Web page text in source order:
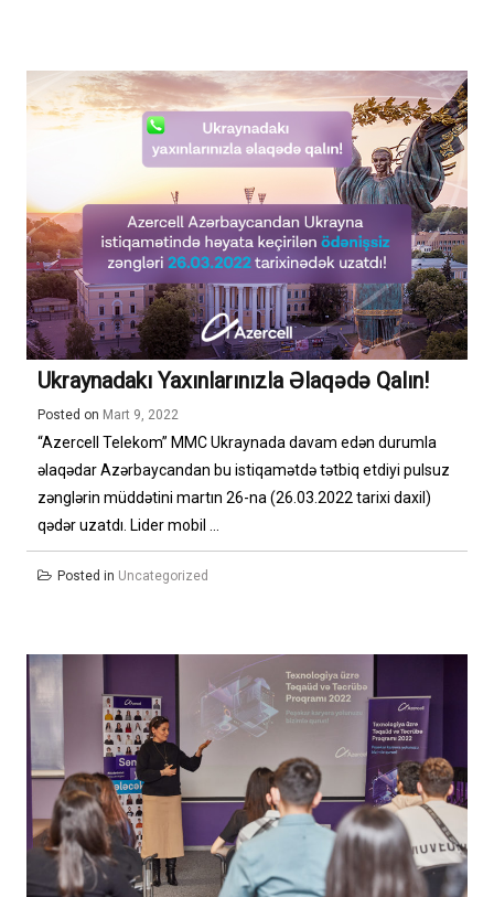
Ukraynadakı Yaxınlarınızla Əlaqədə Qalın!
Posted on Mart 9, 2022
“Azercell Telekom” MMC Ukraynada davam edən durumla
əlaqədar Azərbaycandan bu istiqamətdə tətbiq etdiyi pulsuz
zənglərin müddətini martın 26-na (26.03.2022 tarixi daxil)
qədər uzatdı. Lider mobil ...
Posted in Uncategorized